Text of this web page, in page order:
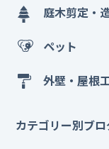
庭木剪定・
ペット
外壁・屋根
カテゴリー別ブロ